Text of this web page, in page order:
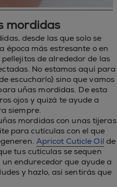
mordidas
desde las que solo se
época más estresante o en
de alrededor de las
No estamos aquí para
escucharlo) sino que vamos
uñas mordidas. De esta
ojos y quizá te ayude a
siempre.
mordidas con unas tijeras
para cutículas con el que
Apricot Cuticle Oil de
tus cutículas se sequen
endurecedor que ayude a
y hazlo, así sentirás que